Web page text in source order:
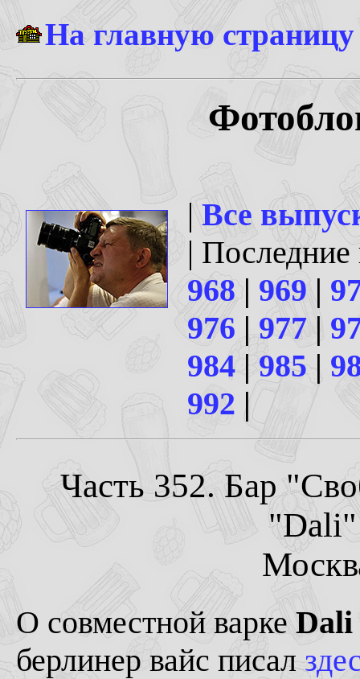
На главную
|Все
|
968| 969|
976 | 977 |
984 | 985|
992 |
Часть 352. Бар
О совместной варке Dali
берлинер вайс писал